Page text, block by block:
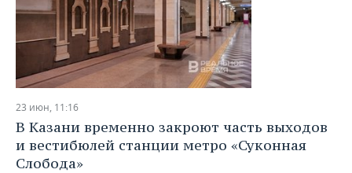
23 июн, 11:16
В Казани временно закроют часть выходов
и вестибюлей станции метро «Суконная
Слобода»